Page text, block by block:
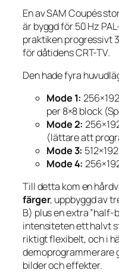
En av SAM Coupés
är byggd för 50 Hz
praktiken progressivt
för dåtidens CRT-TV.
Den hade fyra
Mode 1:
per 8×8 block
Mode 2:
(lättare att
Mode 3:
Mode 4:
Till detta kom en
färger, uppbyggd av
B) plus en extra
intensiteten ett halvt
riktigt flexibelt, och i
demoprogrammerare
bilder och effekter.